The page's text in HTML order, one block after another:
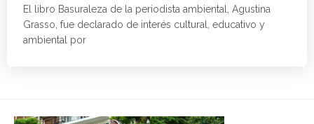
El libro Basuraleza de la periodista ambiental, Agustina
Grasso, fue declarado de interés cultural, educativo y
ambiental por